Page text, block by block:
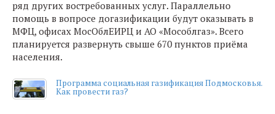
ряд других востребованных услуг. Параллельно
помощь в вопросе догазификации будут оказывать в
МФЦ, офисах МосОблЕИРЦ и АО «Мособлгаз». Всего
планируется развернуть свыше 670 пунктов приёма
населения.
Программа социальная газификация Подмосковья.
Как провести газ?